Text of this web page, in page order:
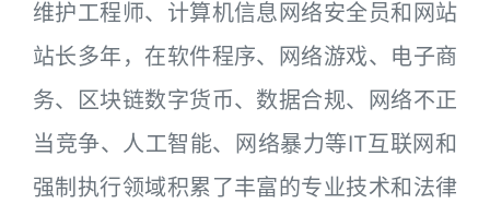
维护工程师、计算机信息网络安全员和网站
站长多年，在软件程序、网络游戏、电子商
务、区块链数字货币、数据合规、网络不正
当竞争、人工智能、网络暴力等IT互联网和
强制执行领域积累了丰富的专业技术和法律